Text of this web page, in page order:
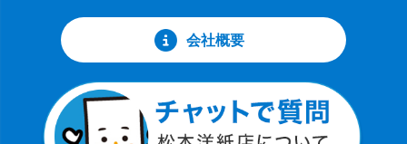
会社概要